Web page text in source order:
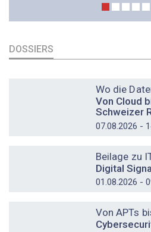
DOSSIERS
Wo die
Von Cloud
Schweizer
07.08.2026 -
Beilage zu
Digital
01.08.2026 -
Von APTs